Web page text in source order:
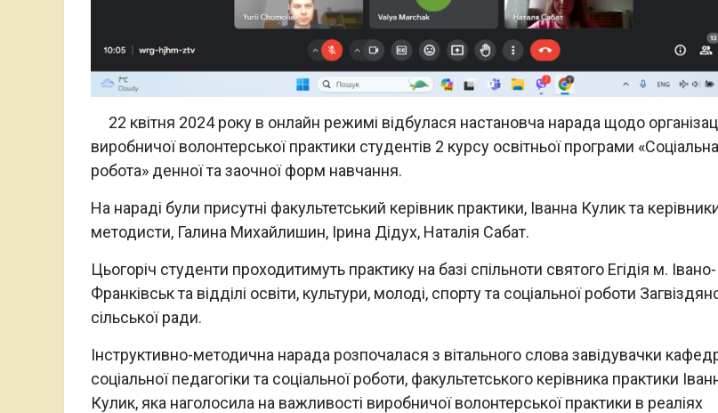
22 квітня 2024 року в онлайн режимі відбулася настановча нарада щодо
виробничої волонтерської практики студентів 2 курсу освітньої програми «Соціальна
робота» денної та заочної форм навчання.
На нараді були присутні факультетський керівник практики, Іванна Кулик та
методисти, Галина Михайлишин, Ірина Дідух, Наталія Сабат.
Цьогоріч студенти проходитимуть практику на базі спільноти святого Егідія м. Івано-
Франківськ та відділі освіти, культури, молоді, спорту та соціальної роботи
сільської ради.
Інструктивно-методична нарада розпочалася з вітального слова завідувачки
соціальної педагогіки та соціальної роботи, факультетського керівника практики
Кулик, яка наголосила на важливості виробничої волонтерської практики в реаліях